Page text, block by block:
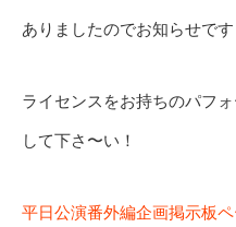
ありましたのでお知らせです
ライセンスをお持ちのパフ
して下さ〜い！
平日公演番外編企画掲示板